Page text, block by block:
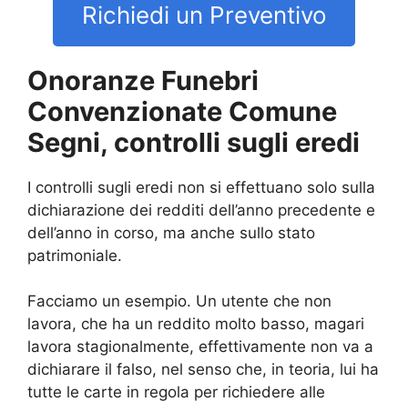
Richiedi un Preventivo
Onoranze Funebri
Convenzionate Comune
Segni, controlli sugli eredi
I controlli sugli eredi non si effettuano solo sulla
dichiarazione dei redditi dell’anno precedente e
dell’anno in corso, ma anche sullo stato
patrimoniale.
Facciamo un esempio. Un utente che non
lavora, che ha un reddito molto basso, magari
lavora stagionalmente, effettivamente non va a
dichiarare il falso, nel senso che, in teoria, lui ha
tutte le carte in regola per richiedere alle